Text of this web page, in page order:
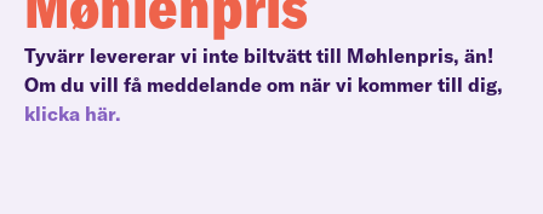
Tyvärr levererar vi inte biltvätt till Møhlenpris, än!
Om du vill få meddelande om när vi kommer till dig,
klicka här.